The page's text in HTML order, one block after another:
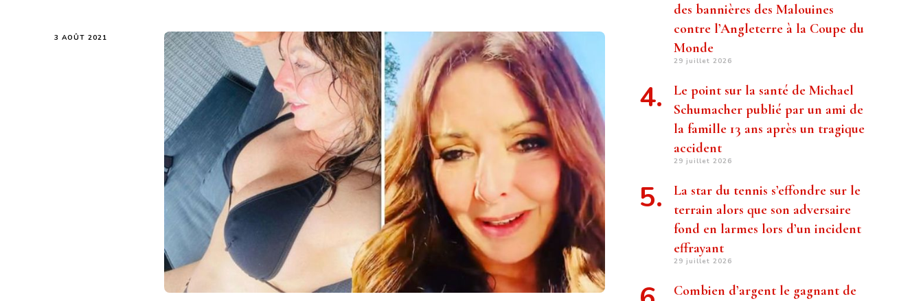
3 AOÛT 2021
des bannières des Malouines
contre l’Angleterre à la Coupe du
Monde
29 juillet 2026
Le point sur la santé de Michael
Schumacher publié par un ami de
la famille 13 ans après un tragique
accident
29 juillet 2026
La star du tennis s’effondre sur le
terrain alors que son adversaire
fond en larmes lors d’un incident
effrayant
29 juillet 2026
Combien d’argent le gagnant de